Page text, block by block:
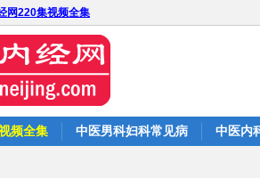
网220集视频全集
频全集 中医男科妇科常见病 中医内